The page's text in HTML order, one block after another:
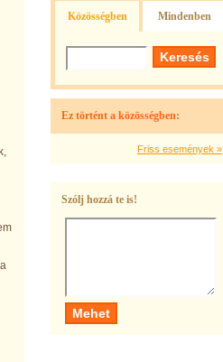
Közösségben Mindenben
Ez történt a közösségben:
Friss események »
Szólj hozzá te is!